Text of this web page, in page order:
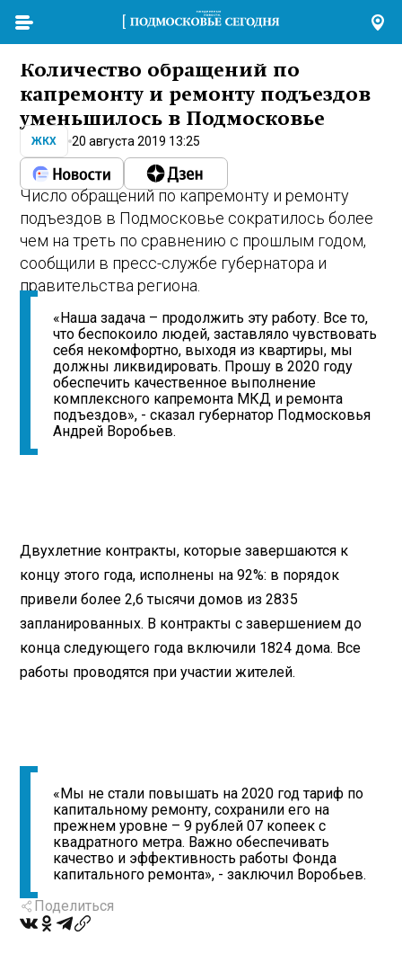
Количество обращений по
капремонту и ремонту подъездов
уменьшилось в Подмосковье
ЖКХ 20 августа 2019 13:25
Число обращений по капремонту и ремонту
подъездов в Подмосковье сократилось более
чем на треть по сравнению с прошлым годом,
сообщили в пресс-службе губернатора и
правительства региона.
«Наша задача – продолжить эту работу. Все то,
что беспокоило людей, заставляло чувствовать
себя некомфортно, выходя из квартиры, мы
должны ликвидировать. Прошу в 2020 году
обеспечить качественное выполнение
комплексного капремонта МКД и ремонта
подъездов», - сказал губернатор Подмосковья
Андрей Воробьев.
Двухлетние контракты, которые завершаются к
концу этого года, исполнены на 92%: в порядок
привели более 2,6 тысячи домов из 2835
запланированных. В контракты с завершением до
конца следующего года включили 1824 дома. Все
работы проводятся при участии жителей.
«Мы не стали повышать на 2020 год тариф по
капитальному ремонту, сохранили его на
прежнем уровне – 9 рублей 07 копеек с
квадратного метра. Важно обеспечивать
качество и эффективность работы Фонда
капитального ремонта», - заключил Воробьев.
Поделиться